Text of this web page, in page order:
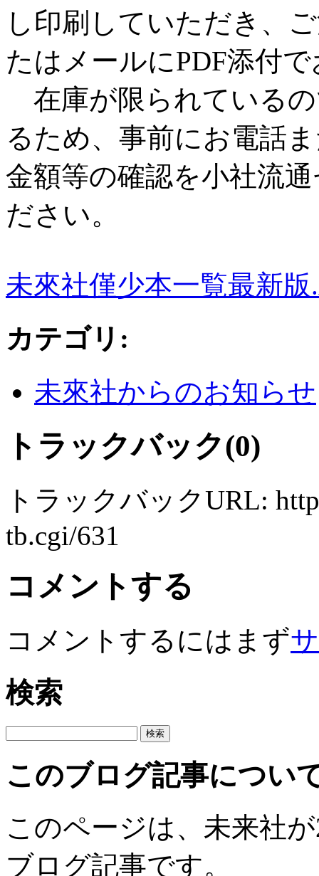
し印刷していただき、
たはメールにPDF添付
在庫が限られている
るため、事前にお電話
金額等の確認を小社流
ださい。
未來社僅少本一覧最新版
カテゴリ :
未來社からのお知らせ
トラックバック(0)
トラックバックURL:
tb.cgi/631
コメントする
コメントするにはまず
検索
このブログ記事につい
このページは、未来社
ブログ記事です。